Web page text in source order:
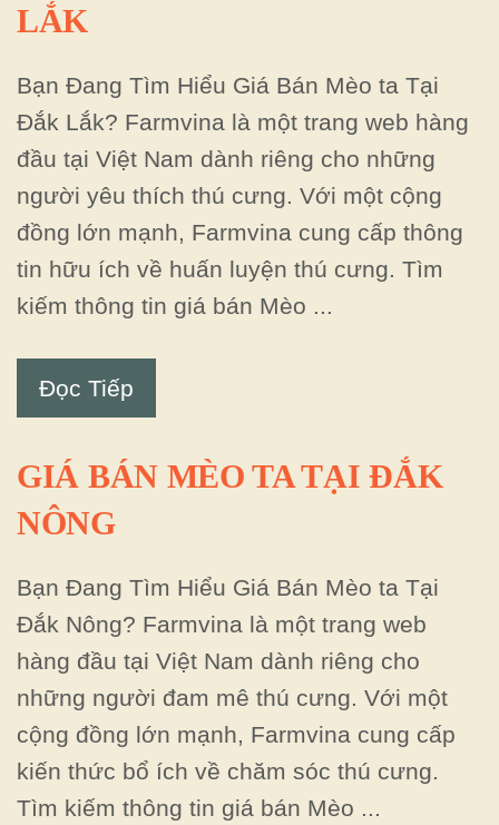
LẮK
Bạn Đang Tìm Hiểu Giá Bán Mèo ta Tại
Đắk Lắk? Farmvina là một trang web hàng
đầu tại Việt Nam dành riêng cho những
người yêu thích thú cưng. Với một cộng
đồng lớn mạnh, Farmvina cung cấp thông
tin hữu ích về huấn luyện thú cưng. Tìm
kiếm thông tin giá bán Mèo ...
Đọc Tiếp
GIÁ BÁN MÈO TA TẠI ĐẮK
NÔNG
Bạn Đang Tìm Hiểu Giá Bán Mèo ta Tại
Đắk Nông? Farmvina là một trang web
hàng đầu tại Việt Nam dành riêng cho
những người đam mê thú cưng. Với một
cộng đồng lớn mạnh, Farmvina cung cấp
kiến thức bổ ích về chăm sóc thú cưng.
Tìm kiếm thông tin giá bán Mèo ...